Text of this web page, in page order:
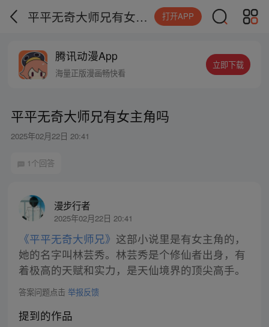
平平无奇大师兄有女主角吗 打开APP
腾讯动漫App
海量正版漫画畅快看
立即下载
平平无奇大师兄有女主角吗
2025年02月22日 20:41
1个回答
漫步行者
2025年02月22日 20:41
《平平无奇大师兄》 这部小说里是有女主角的，
她的名字叫林芸秀。林芸秀是个修仙者出身，有
着极高的天赋和实力，是天仙境界的顶尖高手。
答案问题点击 举报反馈
提到的作品